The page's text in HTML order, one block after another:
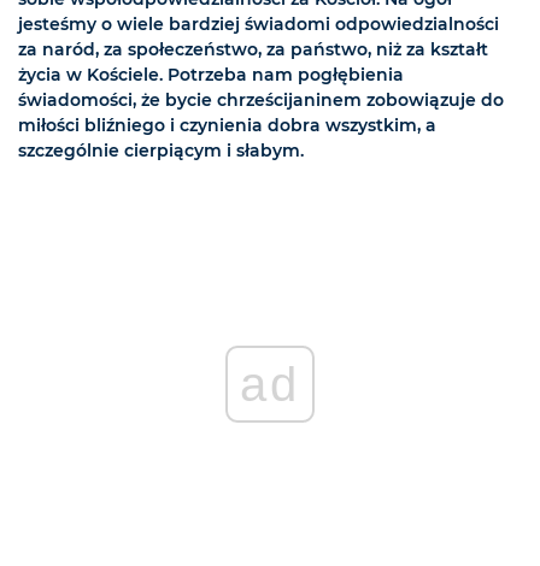
jesteśmy o wiele bardziej świadomi odpowiedzialności
za naród, za społeczeństwo, za państwo, niż za kształt
życia w Kościele. Potrzeba nam pogłębienia
świadomości, że bycie chrześcijaninem zobowiązuje do
miłości bliźniego i czynienia dobra wszystkim, a
szczególnie cierpiącym i słabym.
ad